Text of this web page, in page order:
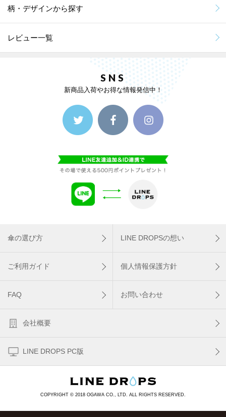
柄・デザインから探す
レビュー一覧
SNS
新商品入荷やお得な情報発信中！
傘の選び方 LINE DROPSの想い
ご利用ガイド 個人情報保護方針
FAQ お問い合わせ
会社概要
LINE DROPS PC版
COPYRIGHT © 2018 OGAWA CO., LTD. ALL RIGHTS RESERVED.